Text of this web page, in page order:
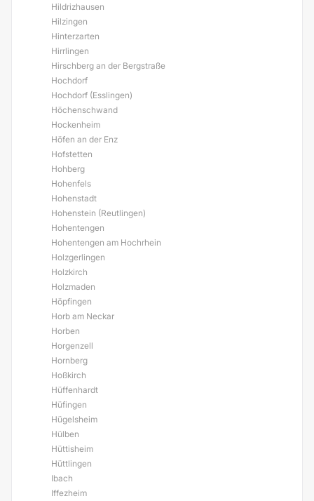
Hildrizhausen
Hilzingen
Hinterzarten
Hirrlingen
Hirschberg an der Bergstraße
Hochdorf
Hochdorf (Esslingen)
Höchenschwand
Hockenheim
Höfen an der Enz
Hofstetten
Hohberg
Hohenfels
Hohenstadt
Hohenstein (Reutlingen)
Hohentengen
Hohentengen am Hochrhein
Holzgerlingen
Holzkirch
Holzmaden
Höpfingen
Horb am Neckar
Horben
Horgenzell
Hornberg
Hoßkirch
Hüffenhardt
Hüfingen
Hügelsheim
Hülben
Hüttisheim
Hüttlingen
Ibach
Iffezheim